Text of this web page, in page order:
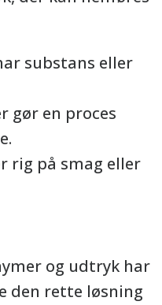
substans eller
gør en proces
rig på smag eller
og udtryk har
den rette løsning